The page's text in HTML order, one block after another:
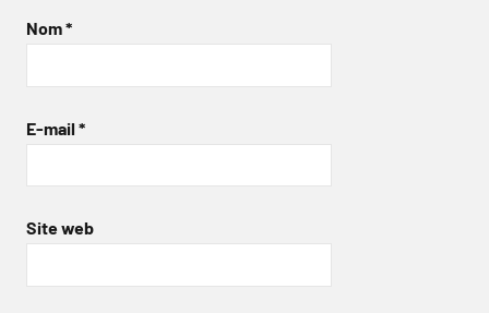
Nom*
E-mail *
Site web